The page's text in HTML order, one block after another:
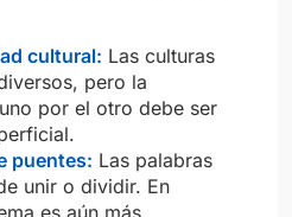
cultural: Las culturas
pero la
por el otro debe ser
puentes: Las palabras
unir o dividir. En